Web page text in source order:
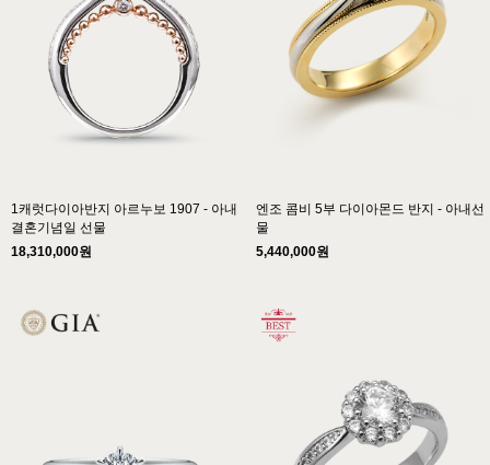
1캐럿다이아반지 아르누보 1907 - 아내
결혼기념일 선물
18,310,000원
엔조 콤비 5부 다이아몬드 반지 - 아내선
물
5,440,000원